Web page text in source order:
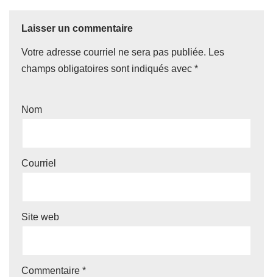
Laisser un commentaire
Votre adresse courriel ne sera pas publiée. Les
champs obligatoires sont indiqués avec *
Nom
Courriel
Site web
Commentaire *